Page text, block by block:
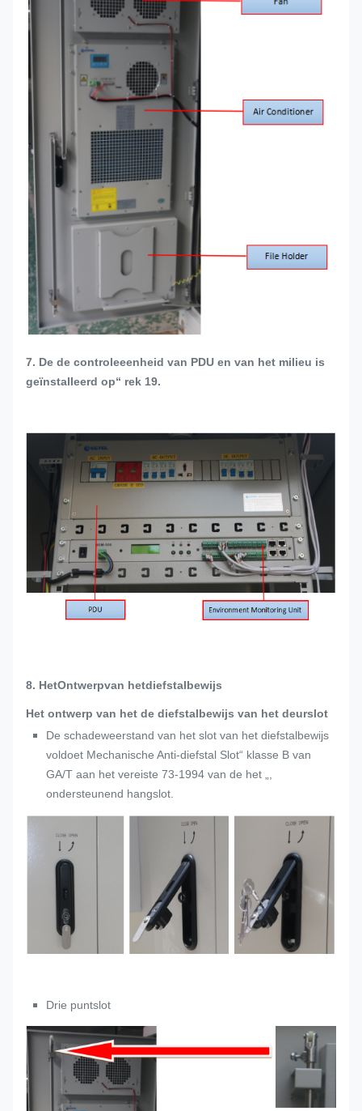
7. De de controleeenheid van PDU en van het milieu is
geïnstalleerd op“ rek 19.
8. HetOntwerpvan hetdiefstalbewijs
Het ontwerp van het de diefstalbewijs van het deurslot
De schadeweerstand van het slot van het diefstalbewijs
voldoet Mechanische Anti-diefstal Slot“ klasse B van
GA/T aan het vereiste 73-1994 van de het „,
ondersteunend hangslot.
Drie puntslot